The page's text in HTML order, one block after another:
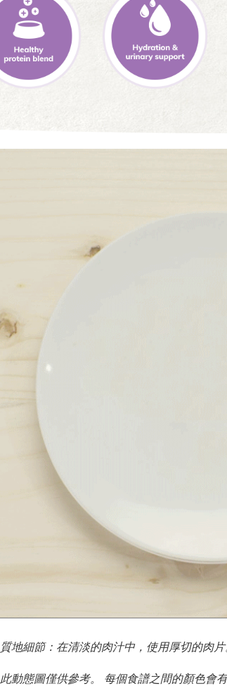
質地細節：在清淡的肉汁中，使用厚切的肉片
此動態圖僅供參考。
每個食譜之間的顏色會